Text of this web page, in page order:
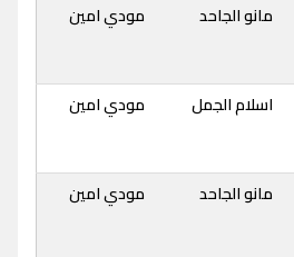
مانو الجاحد مودي امين
اسلام الجمل مودي امين
مانو الجاحد مودي امين